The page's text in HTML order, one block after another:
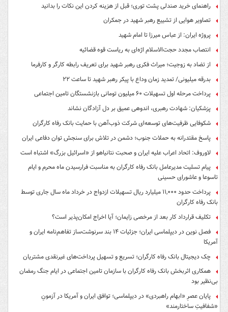
راهنمای خرید صندلی پشت توری؛ قبل از هزینه کردن این نکات را بدانید
تصاویر هوایی از تشییع رهبر شهید در جمکران
پروژه ایران: از عباس میرزا تا امام شهید
انتصاب مجدد حجت‌الاسلام اژه‌ای به ریاست قوه‌ قضائیه
از تضاد به زوجیت؛ میراث فکری رهبر شهید برای تعریف رابطه کارگر و کارفرما
بدرقه میلیونی/ تمدید زمان وداع با پیکر رهبر شهید تا ساعت ۲۲
پرداخت مرحله اول تسهیلات ۶۰ میلیون تومانی بازنشستگان تامین اجتماعی
پزشکیان: شهادت رهبری، اندوهی عمیق بر دل آزادگان نشاند
شکوفایی ظرفیت‌های توسعه‌ای شرکت ذوب‌آهن با حمایت‌ بانک رفاه کارگران
پاسخ مقتدرانه به حملات جنوب؛ دشمن در تلاش برای سنجش توان دفاعی ایران
لاوروف: اتحاد اعراب علیه ایران و صحبت نتانیاهو از «اسرائیل بزرگ» اشتباه است
پیام تسلیت مدیرعامل بانک رفاه کارگران به مناسبت فرارسیدن ماه محرم و ایام
تاسوعا و عاشورای حسینی
پرداخت حدود ۱۱,۰۰۰ میلیارد ریال تسهیلات ازدواج در خرداد ماه سال جاری توسط
بانک رفاه کارگران
تکلیف قرارداد کار بعد از مرخصی زایمان؛ آیا اخراج امکان‌پذیر است؟
فصل نوین در دیپلماسی ایران؛ جزئیات ۱۴ بند سرنوشت‌ساز تفاهم‌نامه ایران و
آمریکا
چک دیجیتال بانک رفاه کارگران؛ تسریع و تسهیل پرداخت‌های غیرنقدی مشتریان
همکاری اثربخش بانک رفاه کارگران با سازمان تامین اجتماعی در ایام جنگ رمضان
بی‌نظیر بود
پایان عصرِ «ابهام راهبردی» در دیپلماسی؛ توافق ایران و آمریکا در آزمونِ
«شفافیتِ ساختارمند»